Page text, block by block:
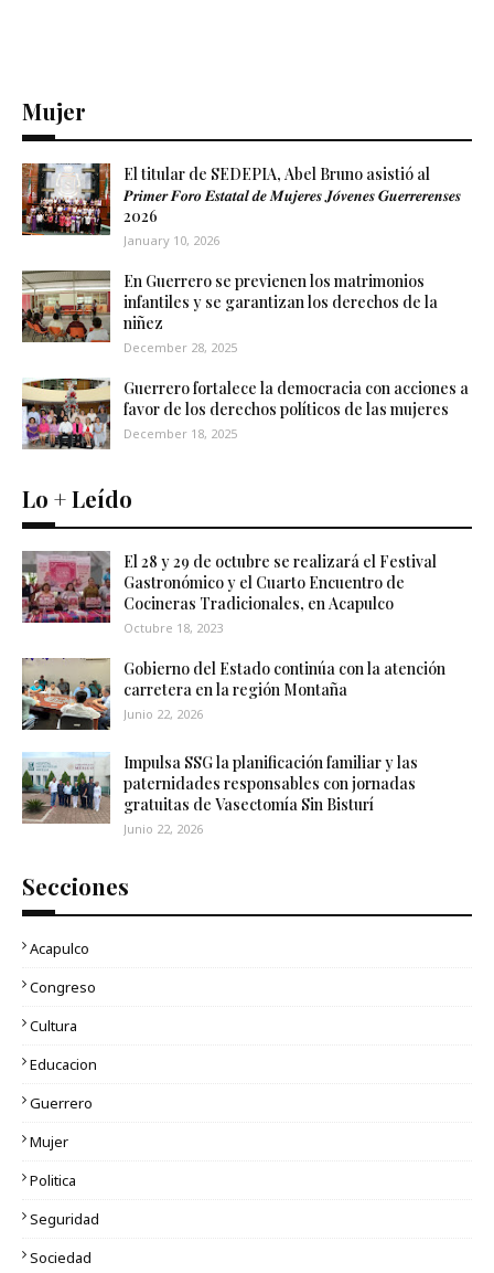
Mujer
El titular de SEDEPIA, Abel Bruno asistió al
𝑷𝒓𝒊𝒎𝒆𝒓 𝑭𝒐𝒓𝒐 𝑬𝒔𝒕𝒂𝒕𝒂𝒍 𝒅𝒆 𝑴𝒖𝒋𝒆𝒓𝒆𝒔 𝑱𝒐́𝒗𝒆𝒏𝒆𝒔 𝑮𝒖𝒆𝒓𝒓𝒆𝒓𝒆𝒏𝒔𝒆𝒔
2026
January 10, 2026
En Guerrero se previenen los matrimonios
infantiles y se garantizan los derechos de la
niñez
December 28, 2025
Guerrero fortalece la democracia con acciones a
favor de los derechos políticos de las mujeres
December 18, 2025
Lo + Leído
El 28 y 29 de octubre se realizará el Festival
Gastronómico y el Cuarto Encuentro de
Cocineras Tradicionales, en Acapulco
Octubre 18, 2023
Gobierno del Estado continúa con la atención
carretera en la región Montaña
Junio 22, 2026
Impulsa SSG la planificación familiar y las
paternidades responsables con jornadas
gratuitas de Vasectomía Sin Bisturí
Junio 22, 2026
Secciones
Acapulco
Congreso
Cultura
Educacion
Guerrero
Mujer
Politica
Seguridad
Sociedad